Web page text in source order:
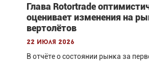
Глава Rotortrade
оценивает изменения на
вертолётов
22 июля 2026
В отчёте о состоянии рынка за